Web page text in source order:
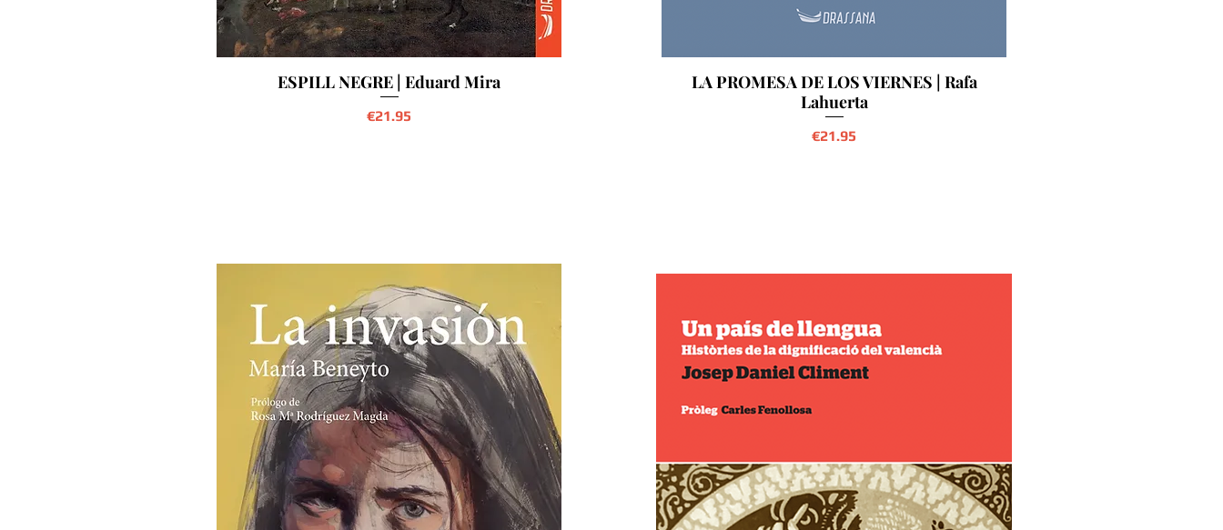
ESPILL NEGRE | Eduard Mira
Precio
€21.95
LA PROMESA DE LOS VIERNES | Rafa
Lahuerta
Precio
€21.95